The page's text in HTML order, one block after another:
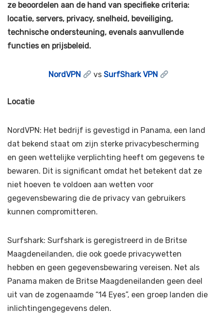
ze beoordelen aan de hand van specifieke criteria:
locatie, servers, privacy, snelheid, beveiliging,
technische ondersteuning, evenals aanvullende
functies en prijsbeleid.
NordVPN vs SurfShark VPN
Locatie
NordVPN: Het bedrijf is gevestigd in Panama, een land
dat bekend staat om zijn sterke privacybescherming
en geen wettelijke verplichting heeft om gegevens te
bewaren. Dit is significant omdat het betekent dat ze
niet hoeven te voldoen aan wetten voor
gegevensbewaring die de privacy van gebruikers
kunnen compromitteren.
Surfshark: Surfshark is geregistreerd in de Britse
Maagdeneilanden, die ook goede privacywetten
hebben en geen gegevensbewaring vereisen. Net als
Panama maken de Britse Maagdeneilanden geen deel
uit van de zogenaamde “14 Eyes”, een groep landen die
inlichtingengegevens delen.